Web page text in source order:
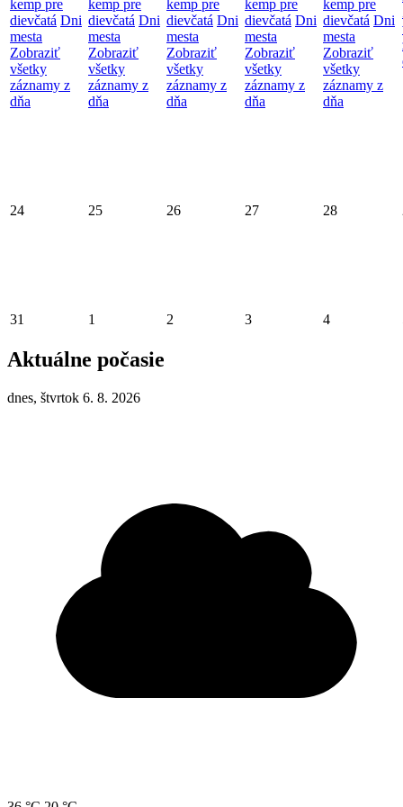
kemp pre
dievčatá Dni
mesta
Zobraziť
všetky
záznamy z
dňa
kemp pre
dievčatá Dni
mesta
Zobraziť
všetky
záznamy z
dňa
kemp pre
dievčatá Dni
mesta
Zobraziť
všetky
záznamy z
dňa
kemp pre
dievčatá Dni
mesta
Zobraziť
všetky
záznamy z
dňa
kemp pre
dievčatá Dni
mesta
Zobraziť
všetky
záznamy z
dňa
24 25 26 27 28
31 1 2 3 4
Aktuálne počasie
dnes, štvrtok 6. 8. 2026